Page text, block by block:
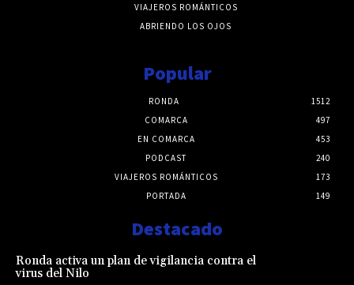
VIAJEROS ROMÁNTICOS
ABRIENDO LOS OJOS
Popular
RONDA
1512
COMARCA
497
EN COMARCA
453
PODCAST
240
VIAJEROS ROMÁNTICOS
173
PORTADA
149
Destacado
Ronda activa un plan de vigilancia contra el
virus del Nilo